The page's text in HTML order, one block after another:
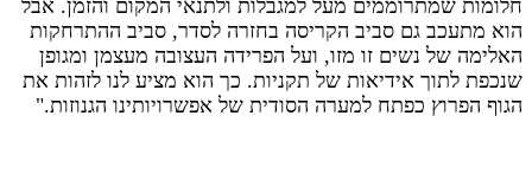
חלומות שמתרוממים מעל למגבלות ולתנאי המקום והזמן. אבל
הוא מתעכב גם סביב הקריסה בחזרה לסדר, סביב ההתרחקות
האלימה של נשים זו מזו, ועל הפרידה העצובה מעצמן ומגופן
שנכפת לתוך אידיאות של תקניות. כך הוא מציע לנו לזהות את
הגוף הפרוץ כפתח למערה הסודית של אפשרויותינו הגנוזות."